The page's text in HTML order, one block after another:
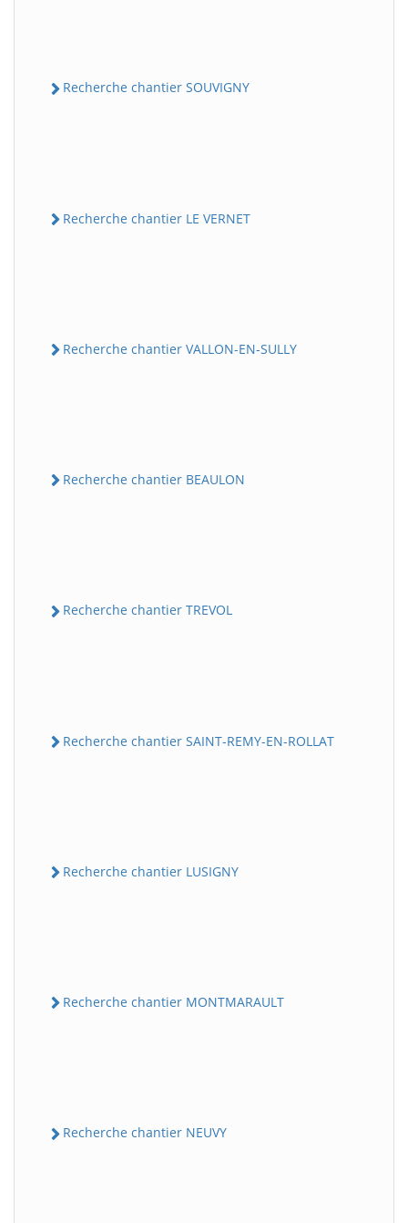
Recherche chantier SOUVIGNY
Recherche chantier LE VERNET
Recherche chantier VALLON-EN-SULLY
Recherche chantier BEAULON
Recherche chantier TREVOL
Recherche chantier SAINT-REMY-EN-ROLLAT
Recherche chantier LUSIGNY
Recherche chantier MONTMARAULT
Recherche chantier NEUVY